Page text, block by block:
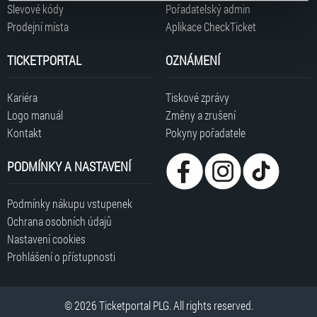
typy cookies používáme, naleznete níže. Možnosti
zpracování upravíte zaškrtnutím příslušné varianty. Svoji
„Cookies a jejich nastavení“.
pro vozíčkáře místa vyhrazena, bezbariérový přístup zajištěn
rezervace vstupenek ZTP/P:
rezervace@ticketportal.cz
Slevové kódy
Prodejní místa
Pořadatelský admin
Aplikace CheckTicket
TICKETPORTAL
Kariéra
Logo manuál
Kontakt
OZNÁMENÍ
Tiskové zprávy
Změny a zrušení
Pokyny pořadatele
PODMÍNKY A NASTAVENÍ
Podmínky nákupu vstupenek
Ochrana osobních údajů
Nastavení cookies
Prohlášení o přístupnosti
© 2026 Ticketportal PLG. All rights reserved.